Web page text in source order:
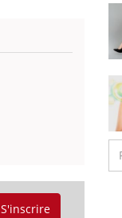
S'inscrire